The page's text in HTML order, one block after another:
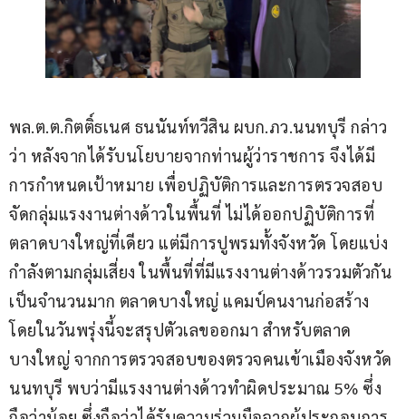
พล.ต.ต.กิตติ์ธเนศ ธนนันท์ทวีสิน ผบก.ภว.นนทบุรี กล่าว
ว่า หลังจากได้รับนโยบายจากท่านผู้ว่าราชการ จึงได้มี
การกำหนดเป้าหมาย เพื่อปฏิบัติการและการตรวจสอบ
จัดกลุ่มแรงงานต่างด้าวในพื้นที่ ไม่ได้ออกปฏิบัติการที่
ตลาดบางใหญ่ที่เดียว แต่มีการปูพรมทั้งจังหวัด โดยแบ่ง
กำลังตามกลุ่มเสี่ยง ในพื้นที่ที่มีแรงงานต่างด้าวรวมตัวกัน
เป็นจำนวนมาก ตลาดบางใหญ่ แคมป์คนงานก่อสร้าง
โดยในวันพรุ่งนี้จะสรุปตัวเลขออกมา สำหรับตลาด
บางใหญ่ จากการตรวจสอบของตรวจคนเข้าเมืองจังหวัด
นนทบุรี พบว่ามีแรงงานต่างด้าวทำผิดประมาณ 5% ซึ่ง